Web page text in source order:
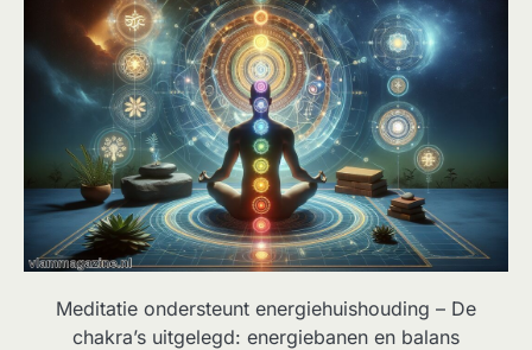
Meditatie ondersteunt energiehuishouding – De
chakra’s uitgelegd: energiebanen en balans